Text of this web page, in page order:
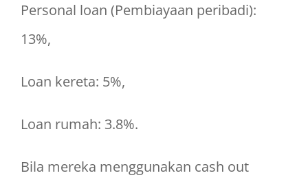
Personal loan (Pembiayaan peribadi):
13%,
Loan kereta: 5%,
Loan rumah: 3.8%.
Bila mereka menggunakan cash out